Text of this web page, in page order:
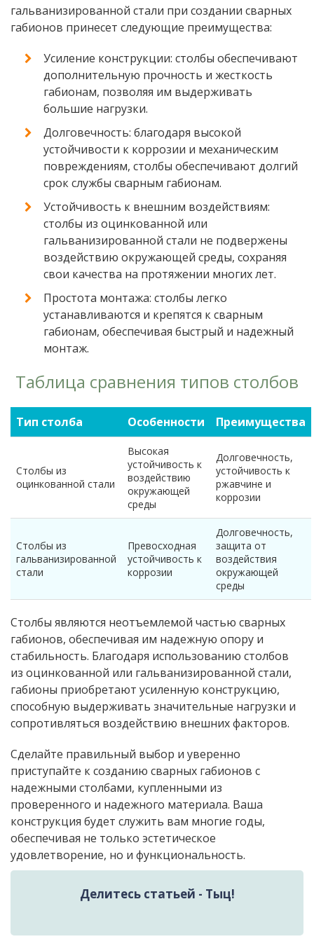
гальванизированной стали при создании сварных
габионов принесет следующие преимущества:
Усиление конструкции: столбы обеспечивают
дополнительную прочность и жесткость
габионам, позволяя им выдерживать
большие нагрузки.
Долговечность: благодаря высокой
устойчивости к коррозии и механическим
повреждениям, столбы обеспечивают долгий
срок службы сварным габионам.
Устойчивость к внешним воздействиям:
столбы из оцинкованной или
гальванизированной стали не подвержены
воздействию окружающей среды, сохраняя
свои качества на протяжении многих лет.
Простота монтажа: столбы легко
устанавливаются и крепятся к сварным
габионам, обеспечивая быстрый и надежный
монтаж.
Таблица сравнения типов столбов
Тип столба Особенности Преимущества
Столбы из
оцинкованной стали
Высокая
устойчивость к
воздействию
окружающей
среды
Долговечность,
устойчивость к
ржавчине и
коррозии
Столбы из
гальванизированной
стали
Превосходная
устойчивость к
коррозии
Долговечность,
защита от
воздействия
окружающей
среды
Столбы являются неотъемлемой частью сварных
габионов, обеспечивая им надежную опору и
стабильность. Благодаря использованию столбов
из оцинкованной или гальванизированной стали,
габионы приобретают усиленную конструкцию,
способную выдерживать значительные нагрузки и
сопротивляться воздействию внешних факторов.
Сделайте правильный выбор и уверенно
приступайте к созданию сварных габионов с
надежными столбами, купленными из
проверенного и надежного материала. Ваша
конструкция будет служить вам многие годы,
обеспечивая не только эстетическое
удовлетворение, но и функциональность.
Делитесь статьей - Тыц!